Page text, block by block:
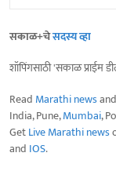
सकाळ+चेसदस्य व्हा
शॉपिंगसाठी 'सकाळ प्राईम
Read Marathi news
India, Pune,Mumbai,
GetLive Marathi news
and IOS.